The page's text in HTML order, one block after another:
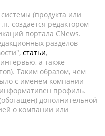
(продукта или
создается редактором
портала CNews.
разделов
статьи,
а также
Таким образом, чем
с именем компании
информативен профиль.
дополнительной
о компании или